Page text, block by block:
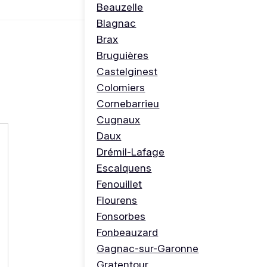
Beauzelle
Blagnac
Brax
Bruguières
Castelginest
Colomiers
Cornebarrieu
Cugnaux
Daux
Drémil-Lafage
Escalquens
Fenouillet
Flourens
Fonsorbes
Fonbeauzard
Gagnac-sur-Garonne
Gratentour